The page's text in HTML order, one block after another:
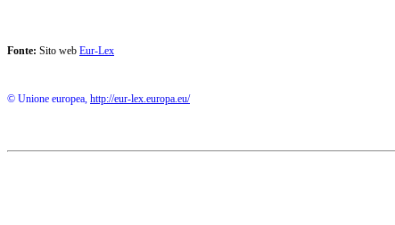
Fonte: Sito web Eur-Lex
© Unione europea, http://eur-lex.europa.eu/